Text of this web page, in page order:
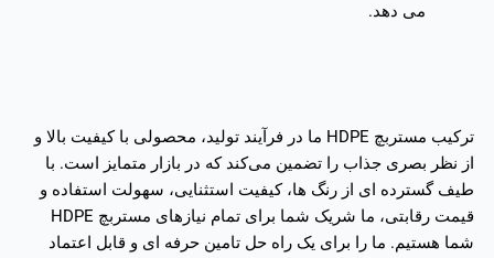
می دهد.
ترکیب مستربچ HDPE ما در فرآیند تولید، محصولی با کیفیت بالا و
از نظر بصری جذاب را تضمین می‌کند که در بازار متمایز است. با
طیف گسترده ای از رنگ ها، کیفیت استثنایی، سهولت استفاده و
قیمت رقابتی، ما شریک شما برای تمام نیازهای مستربچ HDPE
شما هستیم. ما را برای یک راه حل تامین حرفه ای و قابل اعتماد